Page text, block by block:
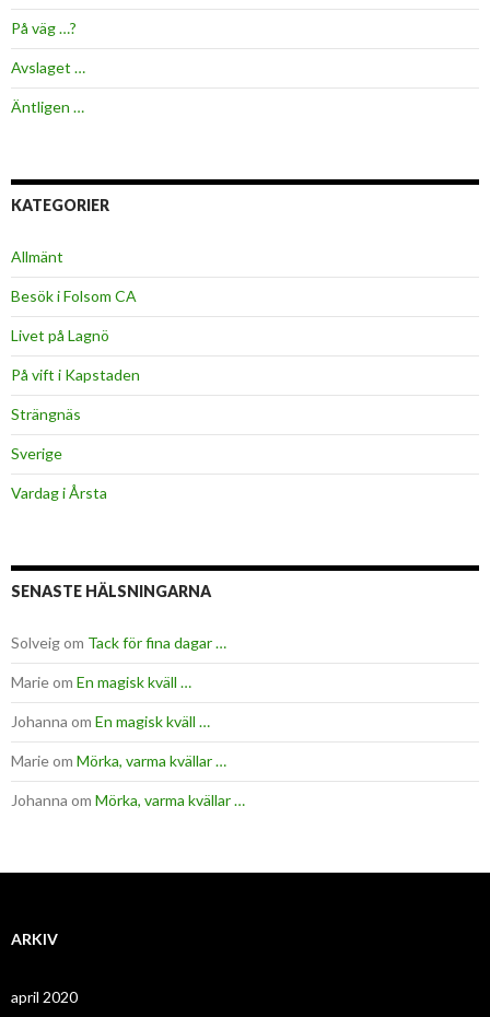
På väg …?
Avslaget …
Äntligen …
KATEGORIER
Allmänt
Besök i Folsom CA
Livet på Lagnö
På vift i Kapstaden
Strängnäs
Sverige
Vardag i Årsta
SENASTE HÄLSNINGARNA
Solveigom Tack för fina dagar …
Marieom En magisk kväll …
Johanna om En magisk kväll …
Marieom Mörka, varma kvällar …
Johanna om Mörka, varma kvällar …
ARKIV
april 2020